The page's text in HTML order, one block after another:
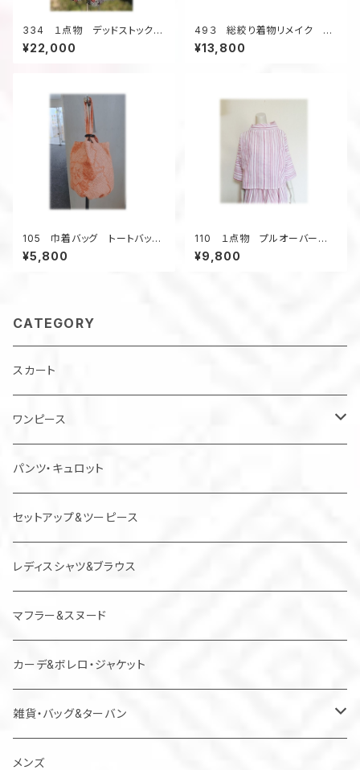
334 １点物 デッドストック大
島紬 ロングワンピース 世界
にひとつだけ 抜き衿 前開
¥22,000
49３ 総絞り着物リメイク キ
ャミソールワンピース ジャンパ
ースカート 小さいサイズ 黄
¥13,800
105 巾着バッグ トートバッ
グ バケツ型バッグ 小さいサ
イズ 総絞り着物 オレンジ
¥5,800
110 １点物 プルオーバー
デッドストック浴衣地リメイク
ねじりオフタートル クロップド
¥9,800
CATEGORY
スカート
ワンピース
チュニック
ジャンパースカート
パンツ・キュロット
セットアップ&ツーピース
レディスシャツ&ブラウス
マフラー&スヌード
カーデ&ボレロ・ジャケット
雑貨・バッグ&ターバン
バッグ
メンズ